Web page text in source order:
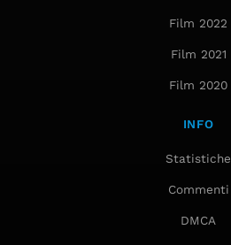
Film 2022
Film 2021
Film 2020
INFO
Statistiche
Commenti
DMCA